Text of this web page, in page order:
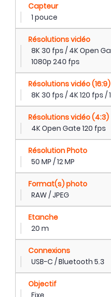
Capteur
1 pouce
Résolutions vidéo
8K 30 fps / 4K Open
1080p 240 fps
Résolutions vidéo (16:9)
8K 30 fps / 4K 120 fps /
Résolutions vidéo (4:3)
4K Open Gate 120 fps
Résolution Photo
50 MP / 12 MP
Format(s) photo
RAW / JPEG
Etanche
20 m
Connexions
USB-C / Bluetooth 5.3
Objectif
Fixe